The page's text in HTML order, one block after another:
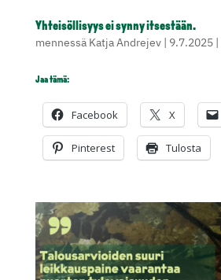
Yhteisöllisyys ei synny itsestään.
mennessä Katja Andrejev| 9.7.2025|
Jaa tämä:
Facebook X
Pinterest Tulosta